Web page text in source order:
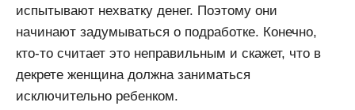
испытывают нехватку денег. Поэтому они
начинают задумываться о подработке. Конечно,
кто-то считает это неправильным и скажет, что в
декрете женщина должна заниматься
исключительно ребенком.